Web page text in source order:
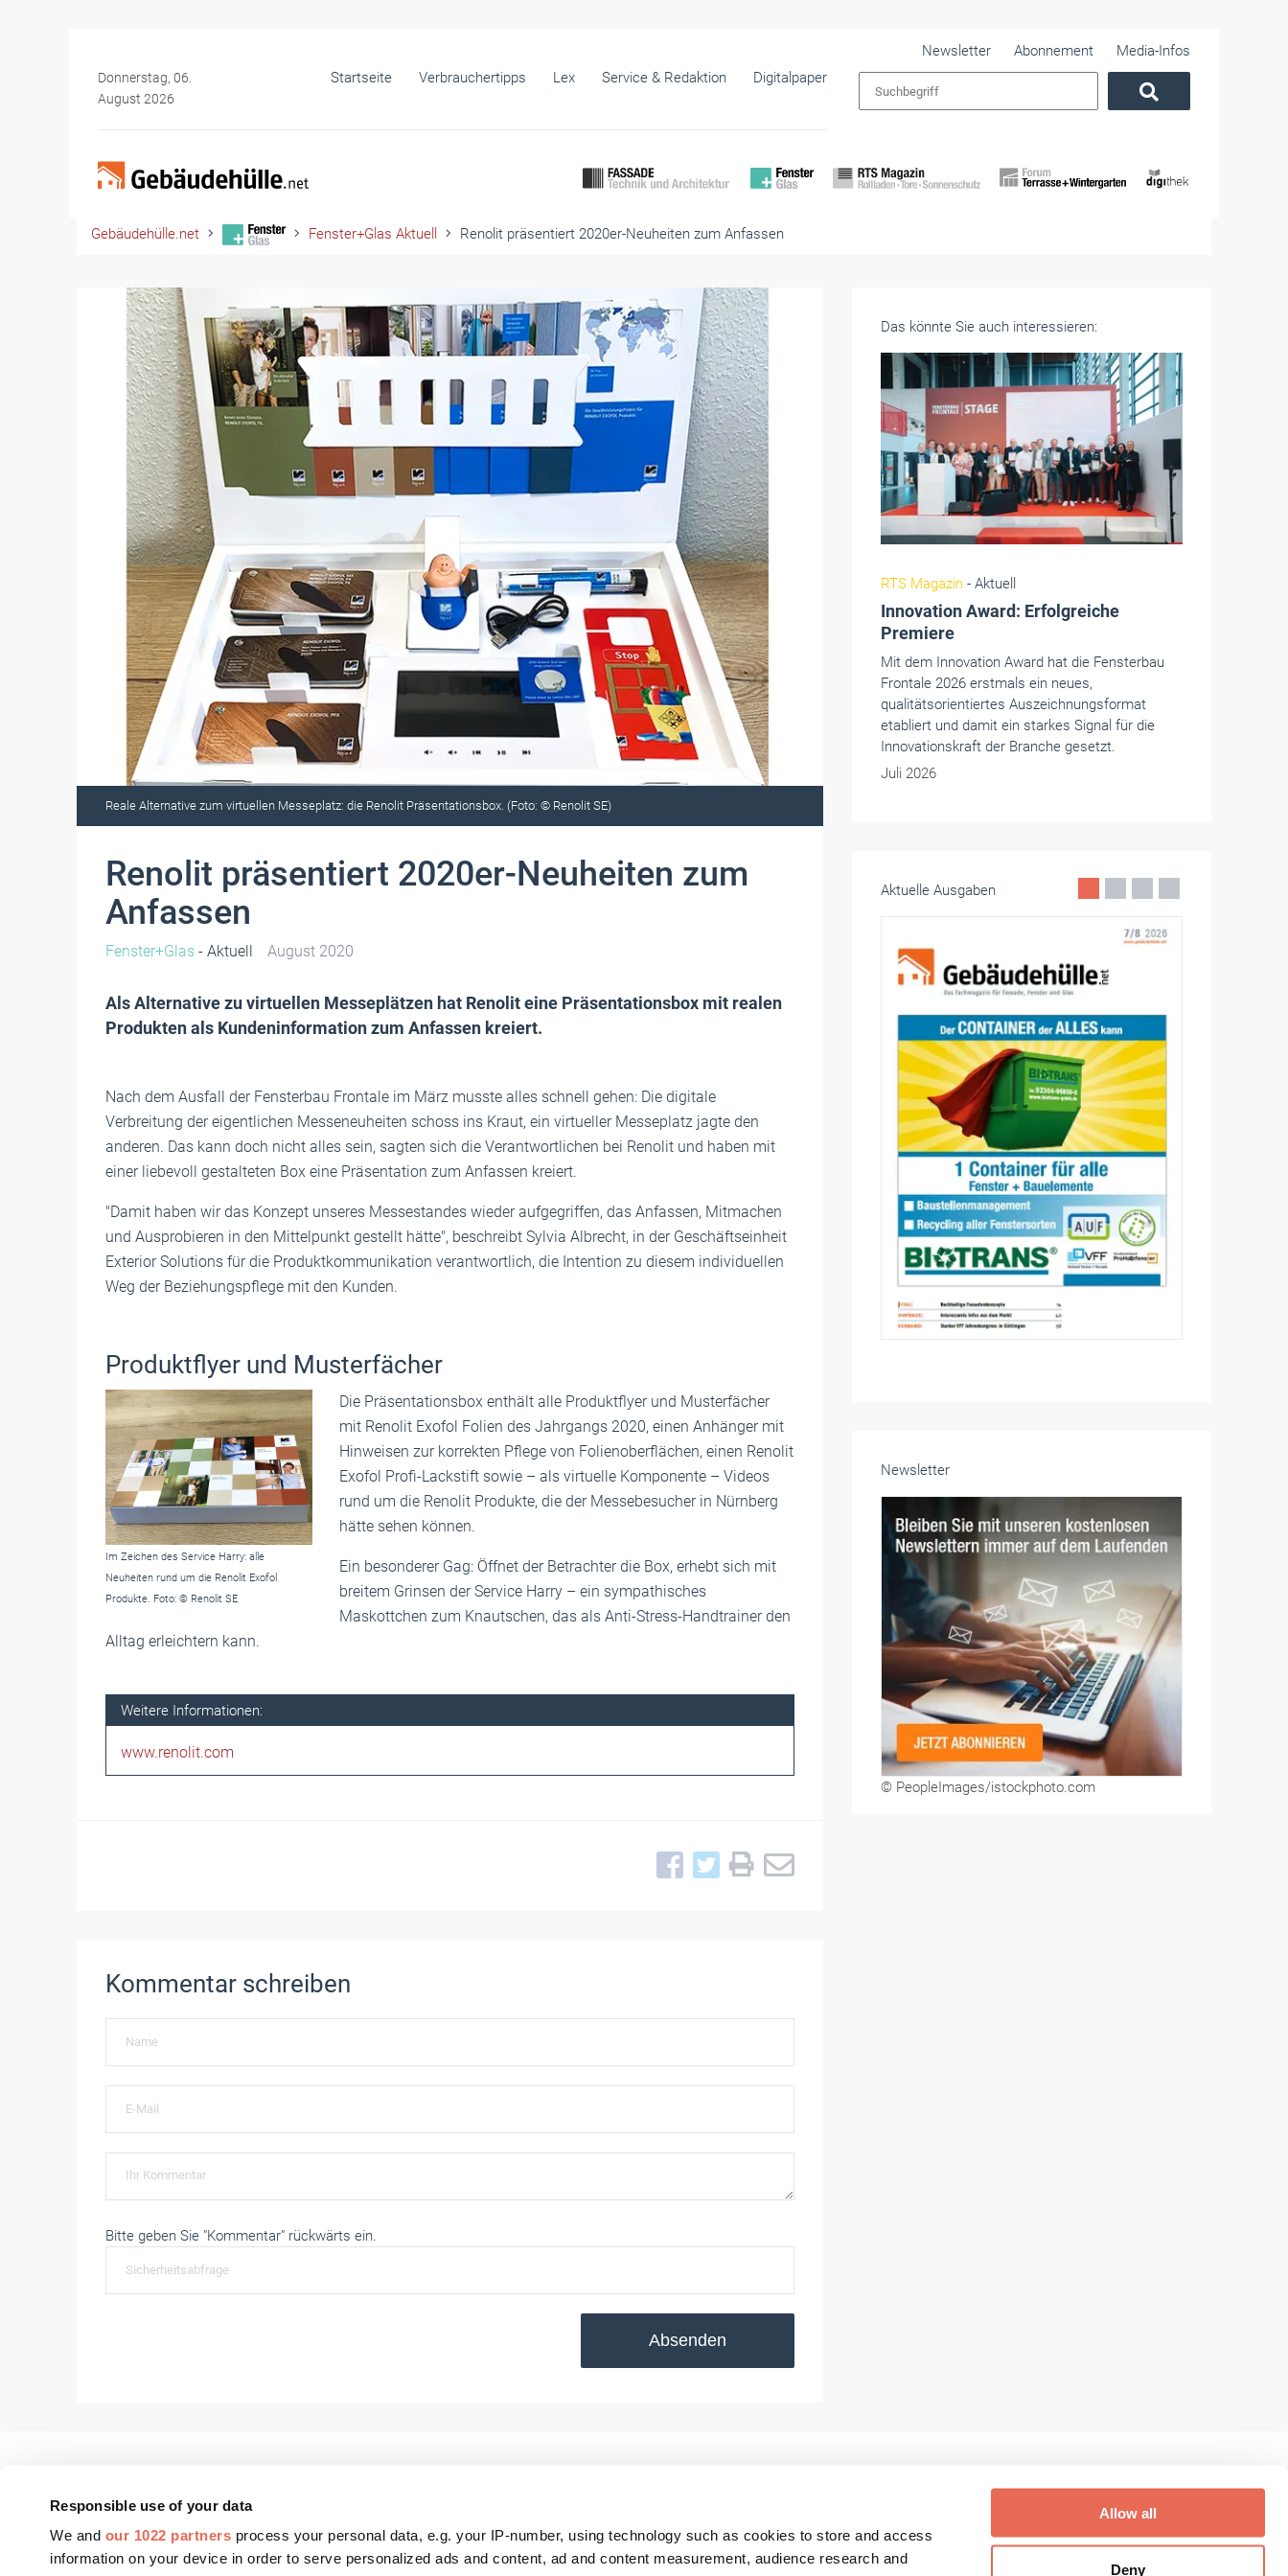
Responsible use of your data
We and our 1022 partners process your personal data, e.g. your IP-number, using technology such as cookies to store and access
information on your device in order to serve personalized ads and content, ad and content measurement, audience research and
Allow all
Deny
Donnerstag, 06.
August 2026
Startseite Verbrauchertipps Lex Service & Redaktion Digitalpaper
Newsletter Abonnement Media-Infos
Gebäudehülle.net Fenster+Glas Aktuell Renolit präsentiert 2020er-Neuheiten zum Anfassen
Reale Alternative zum virtuellen Messeplatz: die Renolit Präsentationsbox. (Foto: © Renolit SE)
Renolit präsentiert 2020er-Neuheiten zum
Anfassen
Fenster+Glas - Aktuell August 2020
Als Alternative zu virtuellen Messeplätzen hat Renolit eine Präsentationsbox mit realen
Produkten als Kundeninformation zum Anfassen kreiert.
Nach dem Ausfall der Fensterbau Frontale im März musste alles schnell gehen: Die digitale
Verbreitung der eigentlichen Messeneuheiten schoss ins Kraut, ein virtueller Messeplatz jagte den
anderen. Das kann doch nicht alles sein, sagten sich die Verantwortlichen bei Renolit und haben mit
einer liebevoll gestalteten Box eine Präsentation zum Anfassen kreiert.
"Damit haben wir das Konzept unseres Messestandes wieder aufgegriffen, das Anfassen, Mitmachen
und Ausprobieren in den Mittelpunkt gestellt hätte", beschreibt Sylvia Albrecht, in der Geschäftseinheit
Exterior Solutions für die Produktkommunikation verantwortlich, die Intention zu diesem individuellen
Weg der Beziehungspflege mit den Kunden.
Produktflyer und Musterfächer
Im Zeichen des Service Harry: alle
Neuheiten rund um die Renolit Exofol
Produkte. Foto: © Renolit SE
Die Präsentationsbox enthält alle Produktflyer und Musterfächer
mit Renolit Exofol Folien des Jahrgangs 2020, einen Anhänger mit
Hinweisen zur korrekten Pflege von Folienoberflächen, einen Renolit
Exofol Profi-Lackstift sowie – als virtuelle Komponente – Videos
rund um die Renolit Produkte, die der Messebesucher in Nürnberg
hätte sehen können.
Ein besonderer Gag: Öffnet der Betrachter die Box, erhebt sich mit
breitem Grinsen der Service Harry – ein sympathisches
Maskottchen zum Knautschen, das als Anti-Stress-Handtrainer den
Alltag erleichtern kann.
Weitere Informationen:
www.renolit.com
Kommentar schreiben
Bitte geben Sie "Kommentar" rückwärts ein.
Absenden
Das könnte Sie auch interessieren:
RTS Magazin - Aktuell
Innovation Award: Erfolgreiche
Premiere
Mit dem Innovation Award hat die Fensterbau
Frontale 2026 erstmals ein neues,
qualitätsorientiertes Auszeichnungsformat
etabliert und damit ein starkes Signal für die
Innovationskraft der Branche gesetzt.
Juli 2026
Aktuelle Ausgaben
Newsletter
© PeopleImages/istockphoto.com
FASSADE Aktuell
Fenster+Glas Aktuell
RTS Aktuell
FoWi Aktuell